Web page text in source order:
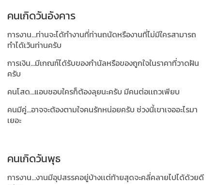
คนเกิดวันอังคาร
การงาน...ท่านจะได้ทำงานที่ท่านถนัดหรืองานที่ไม่มีใครสามารถ
ทำได้เว้นท่านครับ
การเงิน...มีเกณฑ์ได้รับของกำนัลหรือของถูกใจในราคาที่วาดฝัน
ครับ
คนโสด...แอบชอบใครก็ต้องลุยนะครับ มีคนต่อเเถวเพียบ
คนมีคู่...อาจจะต้องตามใจคนรักหน่อยครับ ช่วงนี้เขาเจออะไรมา
เยอะ
คนเกิดวันพุธ
การงาน...งานมีอุปสรรคอยู่บ้างเเต่ท้ายสุดจะคลี่คลายไปได้ด้วยดี